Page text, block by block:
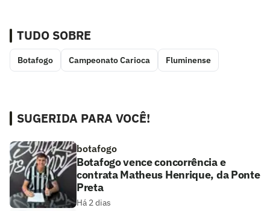
TUDO SOBRE
Botafogo Campeonato Carioca Fluminense
SUGERIDA PARA VOCÊ!
botafogo
Botafogo vence concorrência e
contrata Matheus Henrique, da Ponte
Preta
Há 2 dias